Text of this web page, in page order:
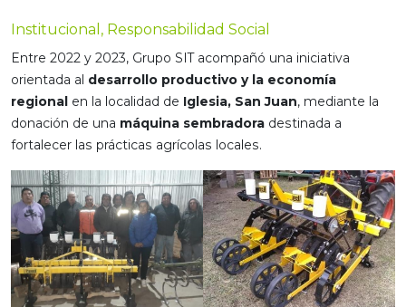
Institucional, Responsabilidad Social
Entre 2022 y 2023, Grupo SIT acompañó una iniciativa
orientada al desarrollo productivo y la economía
regional en la localidad de Iglesia, San Juan, mediante la
donación de una máquina sembradora destinada a
fortalecer las prácticas agrícolas locales.